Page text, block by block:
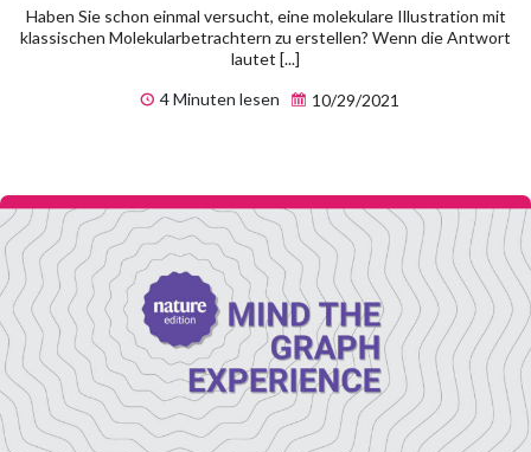
Haben Sie schon einmal versucht, eine molekulare Illustration mit
klassischen Molekularbetrachtern zu erstellen? Wenn die Antwort
lautet [...]
4 Minuten lesen
10/29/2021